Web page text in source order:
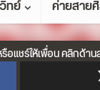
ทย์ ค่ายสาย
อแชร์ให้เพื่อน คลิกด้าน